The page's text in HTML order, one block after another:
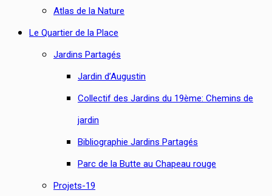
Atlas de la Nature
Le Quartier de la Place
Jardins Partagés
Jardin d’Augustin
Collectif des Jardins du 19ème: Chemins de
jardin
Bibliographie Jardins Partagés
Parc de la Butte au Chapeau rouge
Projets-19